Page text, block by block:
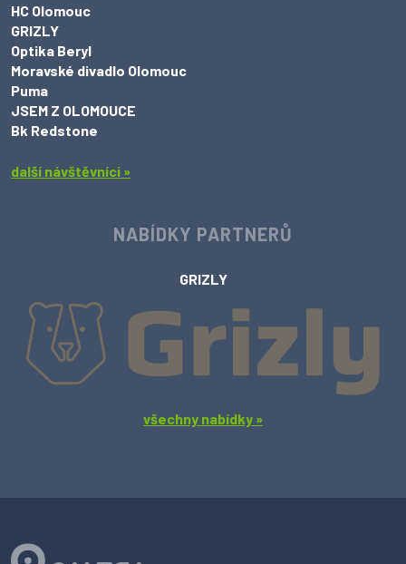
HC Olomouc
GRIZLY
Optika Beryl
Moravské divadlo Olomouc
Puma
JSEM Z OLOMOUCE
Bk Redstone
další návštěvníci »
NABÍDKY PARTNERŮ
GRIZLY
všechny nabídky »